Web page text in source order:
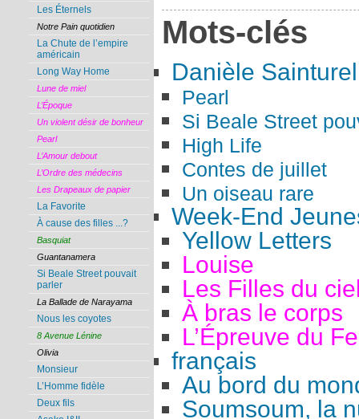
Mots-clés
Danièle Sainturel
Pearl
Si Beale Street
High Life
Contes de juillet
Un oiseau rare
Week-End
Yellow Letters
Louise
Les Filles du
À bras le corps
L’Épreuve du
français
Au bord du
Soumsoum, la
Les Éternels
Notre Pain quotidien
La Chute de l’empire
américain
Long Way Home
Lune de miel
L’Époque
Un violent désir de bonheur
Pearl
L’Amour debout
L’Ordre des médecins
Les Drapeaux de papier
La Favorite
À cause des filles ...?
Basquiat
Guantanamera
Si Beale Street pouvait
parler
La Ballade de Narayama
Nous les coyotes
8 Avenue Lénine
Olivia
Monsieur
L’Homme fidèle
Deux fils